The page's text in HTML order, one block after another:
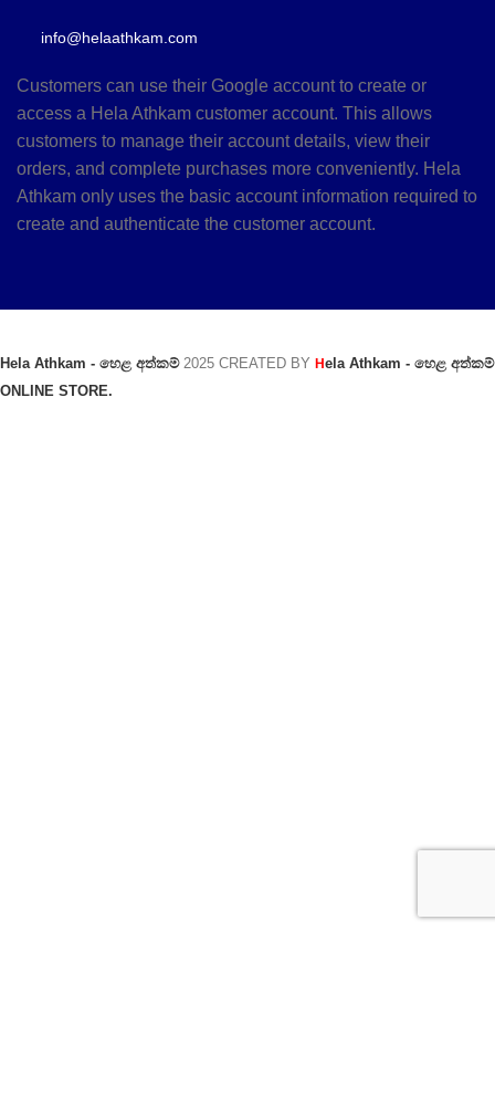
info@helaathkam.com
Customers can use their Google account to create or
access a Hela Athkam customer account. This allows
customers to manage their account details, view their
orders, and complete purchases more conveniently. Hela
Athkam only uses the basic account information required to
create and authenticate the customer account.
Hela Athkam - හෙළ අත්කම් 2025 CREATED BY Hela Athkam - හෙළ අත්කම්
ONLINE STORE.